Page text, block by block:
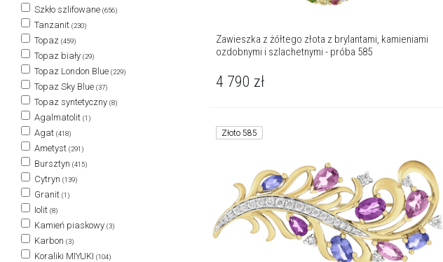
Szkło szlifowane (656)
Tanzanit (230)
Topaz (459)
Topaz biały (29)
Topaz London Blue (229)
Topaz Sky Blue (37)
Topaz syntetyczny (8)
Agalmatolit (1)
Agat (418)
Ametyst (291)
Bursztyn (415)
Cytryn (139)
Granit (1)
Iolit (8)
Kamień piaskowy (3)
Karbon (3)
Koraliki MIYUKI (104)
Zawieszka z żółtego złota z brylantami, kamieniami
ozdobnymi i szlachetnymi - próba 585
4 790 zł
Złoto 585